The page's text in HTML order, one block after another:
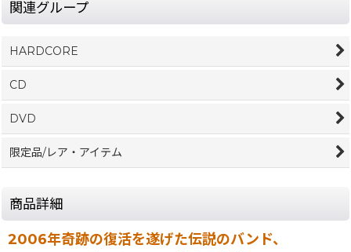
関連グループ
HARDCORE
CD
DVD
限定品/レア・アイテム
商品詳細
2006年奇跡の復活を遂げた伝説のバンド、